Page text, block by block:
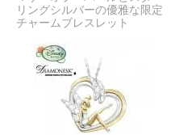
リングシルバーの優雅な限定
チャームブレスレット